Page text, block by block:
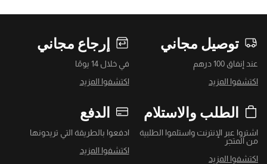
توصيل مجاني
عند إنفاق 100 درهم
اكتشفوا المزيد
إرجاع مجاني
في خلال 14 يومًا
اكتشفوا المزيد
الطلب والاستلام
اشتروا عبر الإنترنت واستلموا الطلبية
من المتجر
اكتشفوا المزيد
الدفع
ادفعوا بالطريقة التي تريدونها
اكتشفوا المزيد